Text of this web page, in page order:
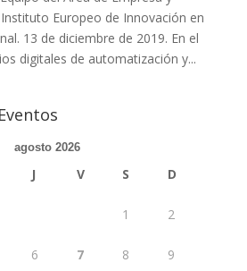
Europeo de Innovación en
13 de diciembre de 2019. En el
digitales de automatización y...
agosto 2026
J V S D
1 2
6 7 8 9